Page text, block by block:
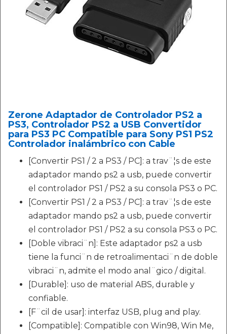
Zerone Adaptador de Controlador PS2 a
PS3, Controlador PS2 a USB Convertidor
para PS3 PC Compatible para Sony PS1 PS2
Controlador inalámbrico con Cable
[Convertir PS1 / 2 a PS3 / PC]: a trav¨¦s de este
adaptador mando ps2 a usb, puede convertir
el controlador PS1 / PS2 a su consola PS3 o PC.
[Convertir PS1 / 2 a PS3 / PC]: a trav¨¦s de este
adaptador mando ps2 a usb, puede convertir
el controlador PS1 / PS2 a su consola PS3 o PC.
[Doble vibraci¨n]: Este adaptador ps2 a usb
tiene la funci¨n de retroalimentaci¨n de doble
vibraci¨n, admite el modo anal¨gico / digital.
[Durable]: uso de material ABS, durable y
confiable.
[F¨cil de usar]: interfaz USB, plug and play.
[Compatible]: Compatible con Win98, Win Me,